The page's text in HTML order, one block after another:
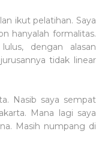
ikut pelatihan. Saya
hanyalah formalitas.
dengan alasan
tidak linear
Nasib saya sempat
Mana lagi saya
Masih numpang di